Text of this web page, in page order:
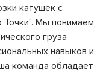
катушек с
Мы понимаем,
груза
навыков и
команда обладает